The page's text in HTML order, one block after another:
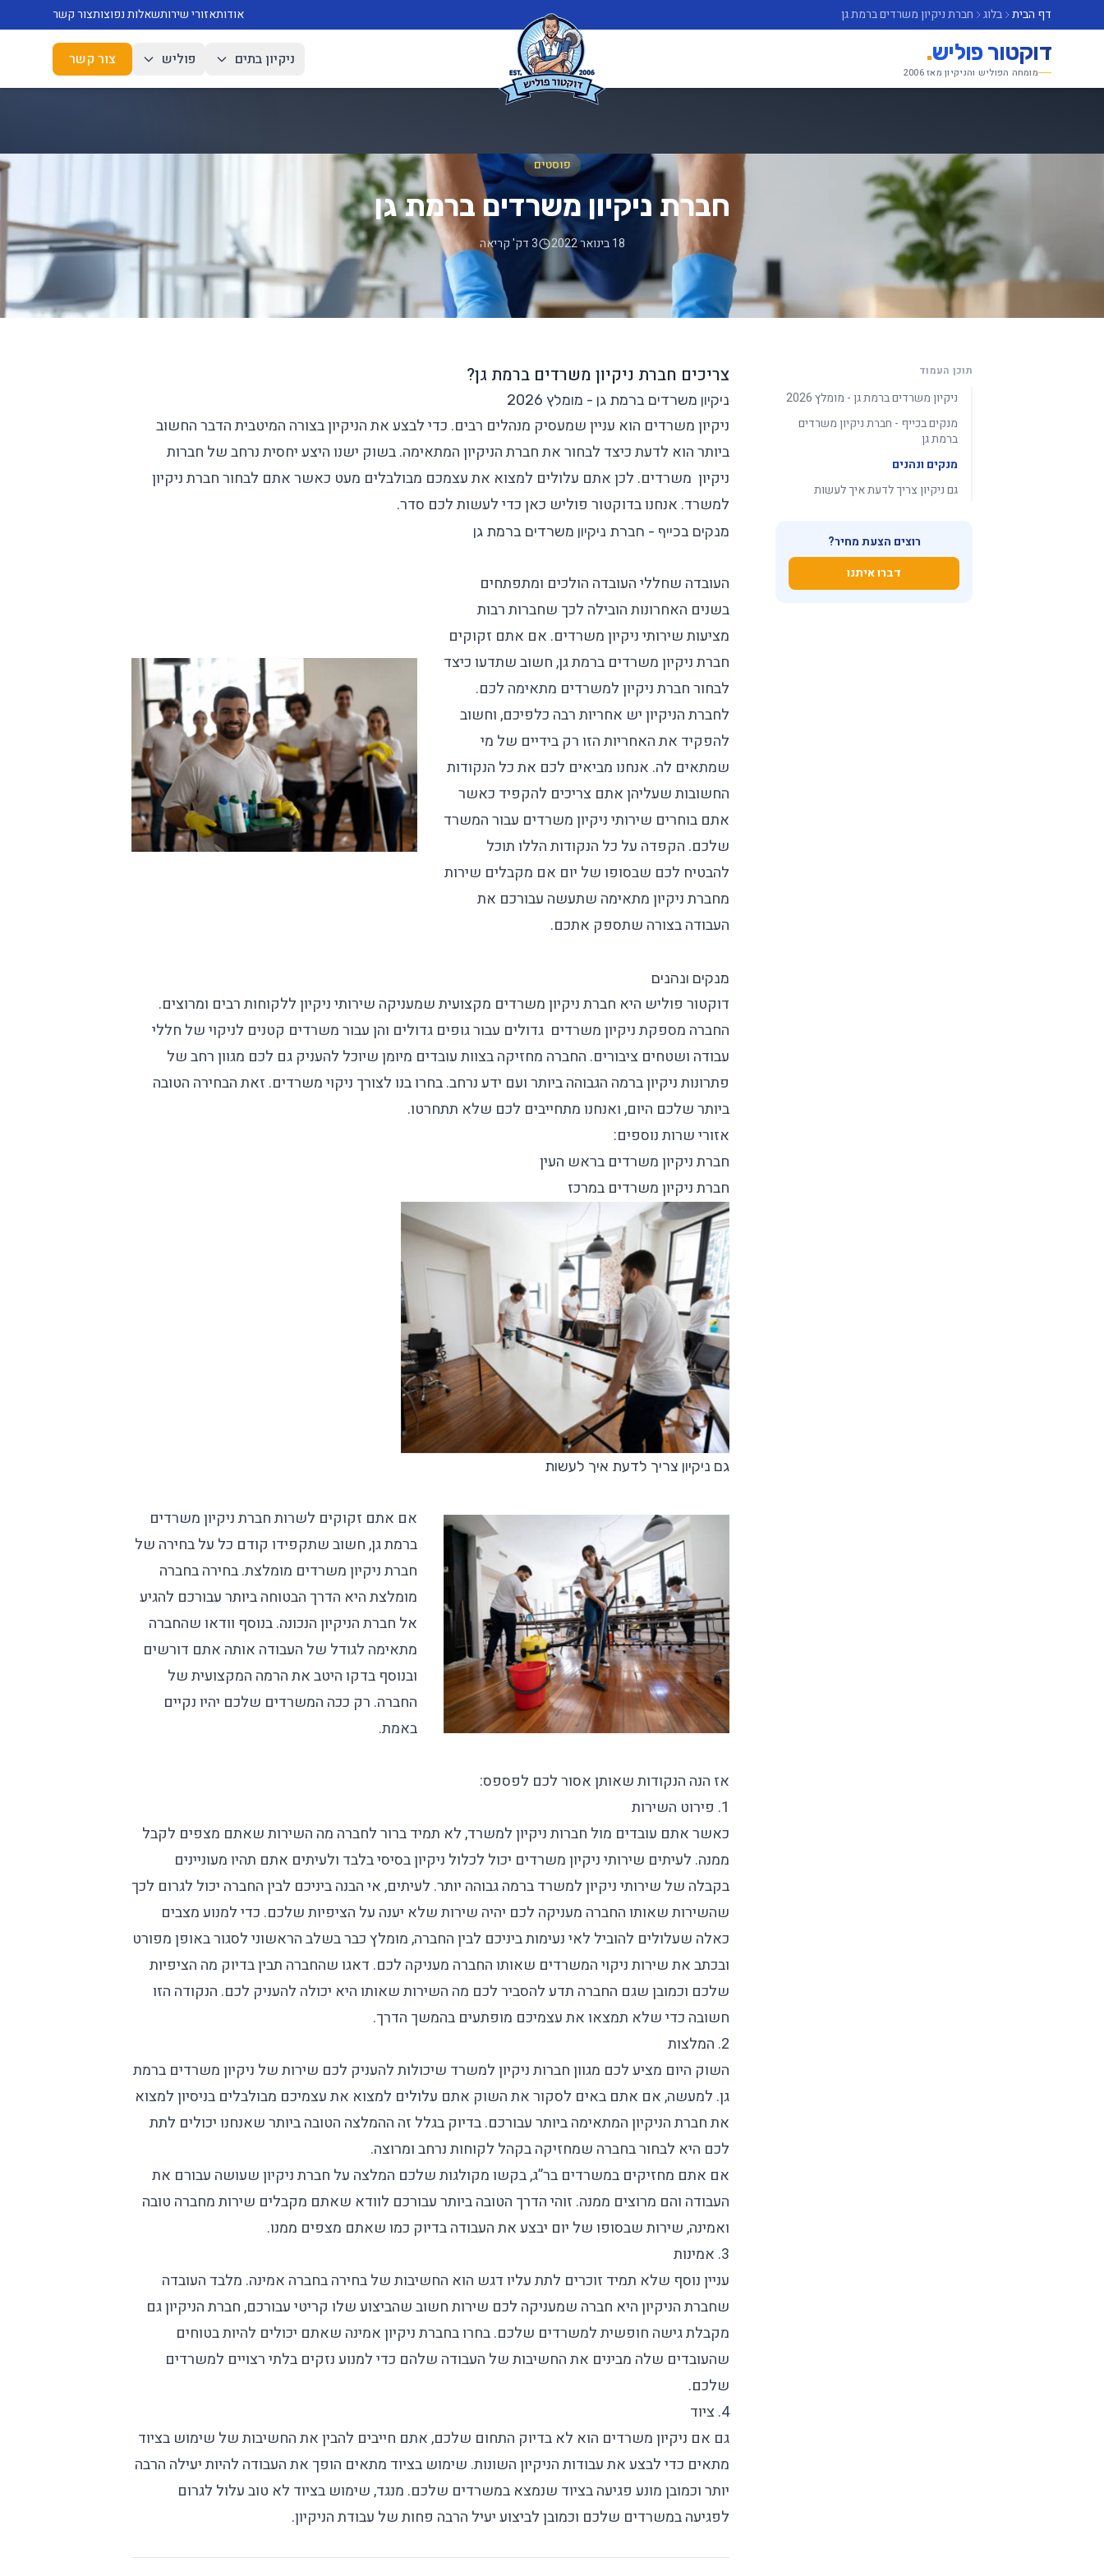
דף הבית בלוג חברת ניקיון משרדים ברמת גן אודותאזורי שירותשאלות נפוצותצור קשר
דוקטור פוליש.
מומחה הפוליש והניקיון מאז 2006
ניקיון בתים פוליש צור קשר
פוסטים
חברת ניקיון משרדים ברמת גן
18 בינואר 2022 3 דק' קריאה
תוכן העמוד
ניקיון משרדים ברמת גן - מומלץ 2026
מנקים בכייף - חברת ניקיון משרדים
ברמת גן
מנקים ונהנים
גם ניקיון צריך לדעת איך לעשות
רוצים הצעת מחיר?
דברו איתנו
צריכים חברת ניקיון משרדים ברמת גן?
ניקיון משרדים ברמת גן - מומלץ 2026
ניקיון משרדים הוא עניין שמעסיק מנהלים רבים. כדי לבצע את הניקיון בצורה המיטבית הדבר החשוב
ביותר הוא לדעת כיצד לבחור אתחברת הניקיוןהמתאימה. בשוק ישנו היצע יחסית נרחב של חברות
ניקיון משרדים. לכן אתם עלולים למצוא את עצמכם מבולבלים מעט כאשר אתם לבחורחברת ניקיון
למשרד. אנחנו בדוקטור פוליש כאן כדי לעשות לכם סדר.
מנקים בכייף - חברת ניקיון משרדים ברמת גן
העובדה שחללי העובדה הולכים ומתפתחים
בשנים האחרונות הובילה לכך שחברות רבות
מציעותשירותי ניקיון משרדים. אם אתם זקוקים
חברת ניקיון משרדים ברמת גן, חשוב שתדעו כיצד
לבחורחברת ניקיון למשרדים מתאימה לכם.
לחברת הניקיון יש אחריות רבה כלפיכם, וחשוב
להפקיד את האחריות הזו רק בידיים של מי
שמתאים לה. אנחנו מביאים לכם את כל הנקודות
החשובות שעליהן אתם צריכים להקפיד כאשר
אתם בוחרים שירותי ניקיון משרדים עבור המשרד
שלכם. הקפדה על כל הנקודות הללו תוכל
להבטיח לכם שבסופו של יום אם מקבלים שירות
מחברת ניקיון מתאימה שתעשה עבורכם את
העבודה בצורה שתספק אתכם.
מנקים ונהנים
דוקטור פוליש היא חברת ניקיון משרדים מקצועית שמעניקה שירותי ניקיוןללקוחות רבים ומרוצים.
החברה מספקתניקיון משרדים גדולים עבור גופים גדולים והן עבור משרדים קטנים לניקוי של חללי
עבודה ושטחים ציבורים. החברה מחזיקה בצוות עובדים מיומן שיוכל להעניק גם לכם מגוון רחב של
פתרונות ניקיון ברמה הגבוהה ביותר ועם ידע נרחב. בחרו בנו לצורךניקוי משרדים. זאת הבחירה הטובה
ביותר שלכם היום, ואנחנו מתחייבים לכם שלא תתחרטו.
אזורי שרות נוספים:
חברת ניקיון משרדים בראש העין
חברת ניקיון משרדים במרכז
גם ניקיון צריך לדעת איך לעשות
אם אתם זקוקים לשרות חברת ניקיון משרדים
ברמת גן, חשוב שתקפידו קודם כל על בחירה של
חברת ניקיון משרדים מומלצת. בחירה בחברה
מומלצת היא הדרך הבטוחה ביותר עבורכם להגיע
אל חברת הניקיוןהנכונה. בנוסף וודאו שהחברה
מתאימה לגודל של העבודה אותה אתם דורשים
ובנוסף בדקו היטב את הרמה המקצועית של
החברה. רק ככה המשרדים שלכם יהיו נקיים
באמת.
אז הנה הנקודות שאותן אסור לכם לפספס:
1. פירוט השירות
כאשר אתם עובדים מול חברות ניקיון למשרד, לא תמיד ברור לחברה מה השירות שאתם מצפים לקבל
ממנה. לעיתים שירותי ניקיון משרדים יכול לכלול ניקיון בסיסי בלבד ולעיתים אתם תהיו מעוניינים
בקבלה של שירותי ניקיון למשרדברמה גבוהה יותר. לעיתים, אי הבנה ביניכם לבין החברה יכול לגרום לכך
שהשירות שאותו החברה מעניקה לכם יהיה שירות שלא יענה על הציפיות שלכם. כדי למנוע מצבים
כאלה שעלולים להוביל לאי נעימות ביניכם לבין החברה, מומלץ כבר בשלב הראשוני לסגור באופן מפורט
ובכתב את שירותניקוי המשרדים שאותו החברה מעניקה לכם. דאגו שהחברה תבין בדיוק מה הציפיות
שלכם וכמובן שגם החברה תדע להסביר לכם מה השירות שאותו היא יכולה להעניק לכם. הנקודה הזו
חשובה כדי שלא תמצאו את עצמיכם מופתעים בהמשך הדרך.
2. המלצות
השוק היום מציע לכם מגווןחברות ניקיון למשרד שיכולות להעניק לכם שירות של ניקיון משרדים ברמת
גן. למעשה, אם אתם באים לסקור את השוק אתם עלולים למצוא את עצמיכם מבולבלים בניסיון למצוא
את חברת הניקיון המתאימה ביותר עבורכם. בדיוק בגלל זה ההמלצה הטובה ביותר שאנחנו יכולים לתת
לכם היא לבחור בחברה שמחזיקה בקהל לקוחות נרחב ומרוצה.
אם אתם מחזיקים במשרדים בר”ג, בקשו מקולגות שלכם המלצה על חברת ניקיוןשעושה עבורם את
העבודה והם מרוצים ממנה. זוהי הדרך הטובה ביותר עבורכם לוודא שאתם מקבלים שירות מחברה טובה
ואמינה, שירות שבסופו של יום יבצע את העבודה בדיוק כמו שאתם מצפים ממנו.
3. אמינות
עניין נוסף שלא תמיד זוכרים לתת עליו דגש הוא החשיבות של בחירה בחברה אמינה. מלבד העובדה
שחברת הניקיון היא חברה שמעניקה לכם שירות חשוב שהביצוע שלו קריטי עבורכם, חברת הניקיון גם
מקבלת גישה חופשית למשרדים שלכם. בחרו בחברת ניקיון אמינה שאתם יכולים להיות בטוחים
שהעובדים שלה מבינים את החשיבות של העבודה שלהם כדי למנוע נזקים בלתי רצויים למשרדים
שלכם.
4. ציוד
גם אם ניקיון משרדים הוא לא בדיוק התחום שלכם, אתם חייבים להבין את החשיבות של שימוש בציוד
מתאים כדי לבצע את עבודות הניקיון השונות. שימוש בציוד מתאים הופך את העבודה להיות יעילה הרבה
יותר וכמובן מונע פגיעה בציוד שנמצא במשרדים שלכם. מנגד, שימוש בציוד לא טוב עלול לגרום
לפגיעה במשרדים שלכם וכמובן לביצוע יעיל הרבה פחות של עבודת הניקיון.